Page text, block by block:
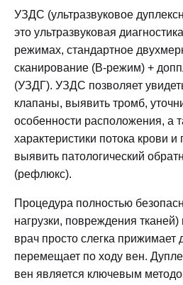
УЗДС (ультразвуковое
это ультразвуковая
режимах, стандартное
сканирование (В-режим) +
(УЗДГ). УЗДС позволяет
клапаны, выявить тромб,
особенности расположения, а
характеристики потока крови
выявить патологический
(рефлюкс).
Процедура полностью
нагрузки, повреждения
врач просто слегка прижимает
перемещает по ходу вен.
вен является ключевым